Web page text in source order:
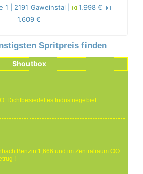
1 | 2191 Gaweinstal |
1.998 €
1.609 €
Spritpreis finden
Shoutbox
Dichtbesiedeltes Industriegebiet.
Benzin 1,666 und im Zentralraum OÖ
!